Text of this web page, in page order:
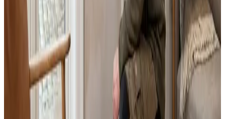
Alle ventilationsmærker